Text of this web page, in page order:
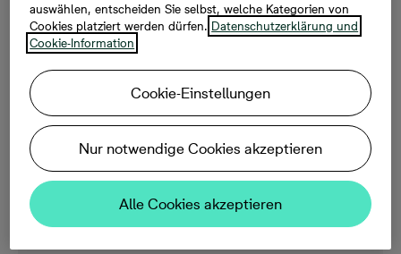
Unsere neu gebauten
Eigentumswohnungen in Köln-
Weidenpesch
auswählen, entscheiden Sie selbst, welche Kategorien von
Cookies platziert werden dürfen. Datenschutzerklärung und
Cookie-Information
Cookie-Einstellungen
Nur notwendige Cookies akzeptieren
Alle Cookies akzeptieren